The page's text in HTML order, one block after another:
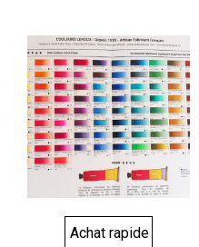
Achat rapide